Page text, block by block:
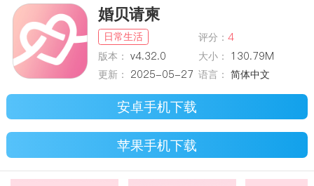
婚贝请柬
日常生活 评分：4
版本： v4.32.0 大小： 130.79M
更新： 2025-05-27 语言： 简体中文
安卓手机下载
苹果手机下载